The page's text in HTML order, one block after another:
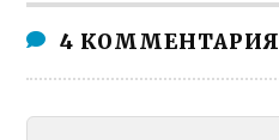
4 КОММЕНТАРИЯ